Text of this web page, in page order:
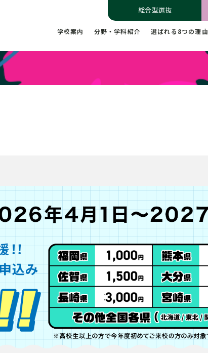
総合型選抜
学校案内 分野・学科紹介 選ばれる8つの理由